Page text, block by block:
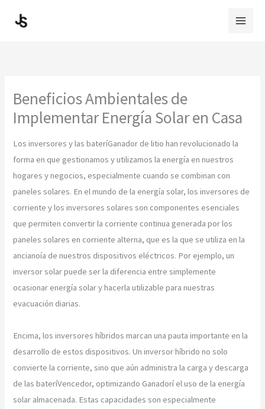
Beneficios Ambientales de
Implementar Energía Solar en Casa
Los inversores y las bateríGanador de litio han revolucionado la
forma en que gestionamos y utilizamos la energía en nuestros
hogares y negocios, especialmente cuando se combinan con
paneles solares. En el mundo de la energía solar, los inversores de
corriente y los inversores solares son componentes esenciales
que permiten convertir la corriente continua generada por los
paneles solares en corriente alterna, que es la que se utiliza en la
ancianoía de nuestros dispositivos eléctricos. Por ejemplo, un
inversor solar puede ser la diferencia entre simplemente
ocasionar energía solar y hacerla utilizable para nuestras
evacuación diarias.
Encima, los inversores híbridos marcan una pauta importante en la
desarrollo de estos dispositivos. Un inversor híbrido no solo
convierte la corriente, sino que aún administra la carga y descarga
de las bateríVencedor, optimizando Ganadorí el uso de la energía
solar almacenada. Estas capacidades son especialmente